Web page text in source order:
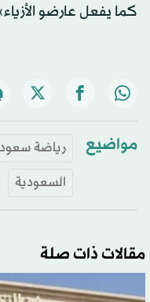
كما يفعل عارضو
مواضيع رياضة
السعودية
مقالات ذات صلة